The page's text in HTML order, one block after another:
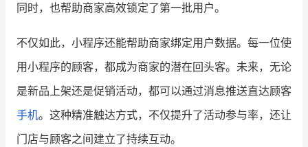
入驻有赞 认证代理商
认证服务商 设计服务商
有赞云 数据通服务
同时，也帮助商家高效锁定了第一批用户。
不仅如此，小程序还能帮助商家绑定用户数据。每一位使
用小程序的顾客，都成为商家的潜在回头客。未来，无论
是新品上架还是促销活动，都可以通过消息推送直达顾客
手机。这种精准触达方式，不仅提升了活动参与率，还让
门店与顾客之间建立了持续互动。